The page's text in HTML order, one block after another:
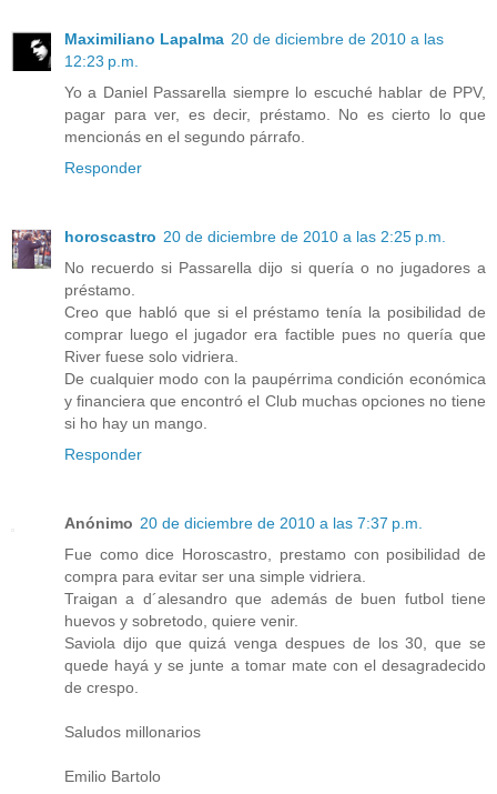
Maximiliano Lapalma 20 de diciembre de 2010 a las
12:23 p.m.
Yo a Daniel Passarella siempre lo escuché hablar de PPV,
pagar para ver, es decir, préstamo. No es cierto lo que
mencionás en el segundo párrafo.
Responder
horoscastro 20 de diciembre de 2010 a las 2:25 p.m.
No recuerdo si Passarella dijo si quería o no jugadores a
préstamo.
Creo que habló que si el préstamo tenía la posibilidad de
comprar luego el jugador era factible pues no quería que
River fuese solo vidriera.
De cualquier modo con la paupérrima condición económica
y financiera que encontró el Club muchas opciones no tiene
si ho hay un mango.
Responder
Anónimo 20 de diciembre de 2010 a las 7:37 p.m.
Fue como dice Horoscastro, prestamo con posibilidad de
compra para evitar ser una simple vidriera.
Traigan a d´alesandro que además de buen futbol tiene
huevos y sobretodo, quiere venir.
Saviola dijo que quizá venga despues de los 30, que se
quede hayá y se junte a tomar mate con el desagradecido
de crespo.
Saludos millonarios
Emilio Bartolo